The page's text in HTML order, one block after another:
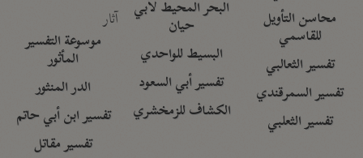
محاسن التأويل
للقاسمي
تفسير الثعالبي
تفسير السمرقندي
تفسير الثعلبي
البحر المحيط لأبي
حيان
البسيط للواحدي
تفسير أبي السعود
الكشاف للزمخشري
آثار
موسوعة التفسير
المأثور
الدر المنثور
تفسير ابن أبي حاتم
تفسير مقاتل